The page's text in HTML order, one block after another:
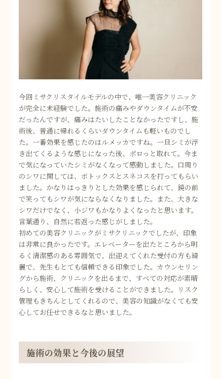
今回ミサクリスタイルモデルの中で、唯一美容クリニック
が完全に未経験でした。施術の痛みやダウンタイムが不安
だったんですが、痛みはたいしたことなかったですし、施
術後、普通に帰れるくらいダウンタイムも軽いものでし
た。一番効果を感じたのはルメッカですね。一旦シミが浮
き出てくるような感じになった後、ポロっと取れて。今ま
で気になっていたシミがなくなって感動しました。口周り
のシワに関しては、ボトックスとスネコスを打ってもらい
ました。かなりはっきりとした効果を感じられて、鏡の前
で笑ってもシワが気にならなくなりました。また、大きな
シワだけでなく、小ジワもかなりよくなったと思います。
言葉通り、自然に若返った感じがしました。
初めての美容クリニックがミサクリニックでしたが、印象
は非常に良かったです。エレベーターを出たところから明
るく清潔感のある雰囲気で、出迎えてくれた受付の方も綺
麗で、先生もとても信頼できる印象でした。カウンセリン
グから施術、クリニックを出るまで、すべての対応が素晴
らしく、安心して施術を受けることができました。リスク
管理もきちんとしてくれるので、美容の知識がなくても安
心してお任せできるなと思いました。
施術の効果と今後の展望